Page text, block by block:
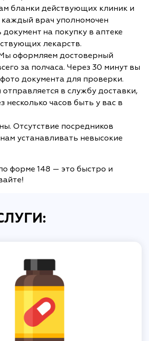
бланки действующих клиник и
каждый врач уполномочен
на покупку в аптеке
лекарств.
оформляем достоверный
за полчаса. Через 30 минут вы
документа для проверки.
в службу доставки,
несколько часов быть у вас в
Отсутствие посредников
устанавливать невысокие
форме 148 — это быстро и